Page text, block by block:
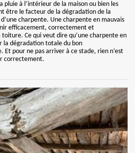
pluie à l’intérieur de la maison ou bien les
être le facteur de la dégradation de la
charpente. Une charpente en mauvais
efficacement, correctement et
Ce qui veut dire qu’une charpente en
la dégradation totale du bon
pour ne pas arriver à ce stade, rien n’est
correctement.